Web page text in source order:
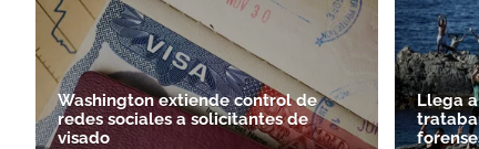
Washington extiende control de
redes sociales a solicitantes de
visado
Llega